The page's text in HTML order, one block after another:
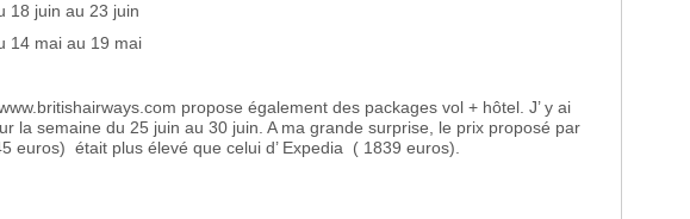
18 juin au 23 juin
14 mai au 19 mai
propose également des packages vol + hôtel. J’ y ai
la semaine du 25 juin au 30 juin. A ma grande surprise, le prix proposé par
euros) était plus élevé que celui d’ Expedia ( 1839 euros).